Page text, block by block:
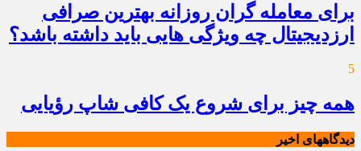
برای معامله گران روزانه بهترین صرافی
ارزدیجیتال چه ویژگی هایی باید داشته باشد؟
5
همه چیز برای شروع یک کافی شاپ رؤیایی
دیدگاههای اخیر